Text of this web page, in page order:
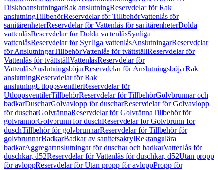
DiskhoanslutningarRak anslutningReservdelar för Rak
anslutningTillbehörReservdelar för TillbehörVattenlås för
sanitärenheterReservdelar för Vattenlås för sanitärenheterDolda
vattenlåsReservdelar för Dolda vattenlåsSynliga
vattenlåsReservdelar för Synliga vattenlåsAnslutningarReservdelar
för AnslutningarTillbehörVattenlås för tvättställReservdelar för
Vattenlås för tvättställVattenlåsReservdelar för
VattenlåsAnslutningsböjarReservdelar för AnslutningsböjarRak
anslutningReservdelar för Rak
anslutningUtloppsventilerReservdelar för
UtloppsventilerTillbehörReservdelar för TillbehörGolvbrunnar och
badkarDuscharGolvavlopp för duscharReservdelar för Golvavlopp
för duscharGolvrännaReservdelar för GolvrännaTillbehör för
golvrännorGolvbrunn för duschReservdelar för Golvbrunn för
duschTillbehör för golvbrunnarReservdelar för Tillbehör för
golvbrunnarBadkarBadkar av sanitetsakrylRektangulära
badkarAggregatanslutningar för duschar och badkarVattenlås för
duschkar, d52Reservdelar för Vattenlås för duschkar, d52Utan propp
för avloppReservdelar för Utan propp för avloppPropp för